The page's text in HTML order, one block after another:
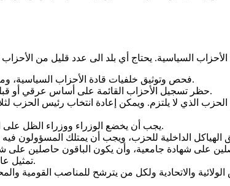
فحص وتوثيق خلفيات قادة الأحزاب السياسية، ومراقبة تواصلهم مع العالم الخارجي بشكل دقيق.
حظر تسجيل الأحزاب القائمة على أساس عرقي أو قبلي أو طائفي بموجب القوانين الاتحادية والولائية.
مؤتمر الحزب الدوري لمدة 4-5 سنوات، وشطب تسجيل الحزب الذي لا يلتزم. ويمكن
يجب أن يخضع الوزراء ووزراء الظل على المستويين الاتحادي والولائي للفحوصات الأمنية.
تمثيل عادل للنساء والشباب في جميع المجالس النيابية.
والاتحادية ولكل من يترشح للمناصب القومية